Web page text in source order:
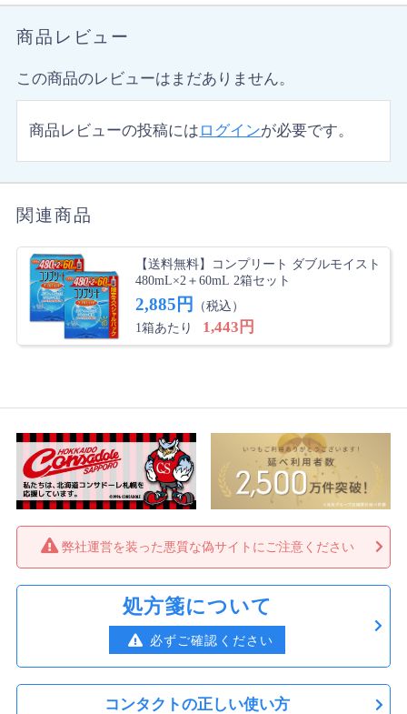
商品レビュー
この商品のレビューはまだありません。
商品レビューの投稿には ログインが必要です。
関連商品
【送料無料】コンプリート ダブルモイスト
480mL×2＋60mL 2箱セット
2,885円
（税込）
1箱あたり
1,443円
弊社運営を装った悪質な偽サイトにご注意ください
処方箋について
必ずご確認ください
コンタクトの正しい使い方